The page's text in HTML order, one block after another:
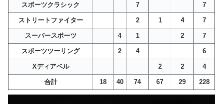
スポーツクラシック 7 7
ストリートファイター 2 1 4 7
スーパースポーツ 4 1 2 7
スポーツツーリング 2 4 6
Xディアベル 2 2 4
合計 18 40 74 67 29 228